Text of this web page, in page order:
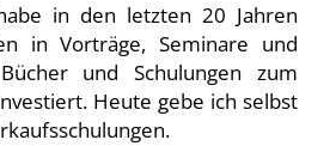
in den letzten 20 Jahren
in Vorträge, Seminare und
und Schulungen zum
Heute gebe ich selbst